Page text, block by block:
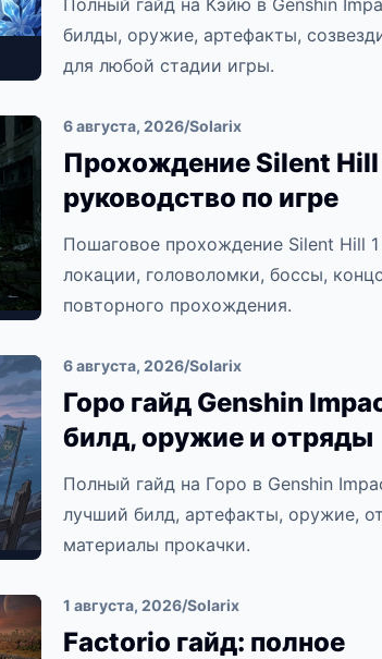
Полный гайд на Кэйю в Genshin
билды, оружие, артефакты,
для любой стадии игры.
6 августа, 2026/Solarix
Прохождение Silent Hill
руководство по игре
Пошаговое прохождение Silent Hill 1
локации, головоломки, боссы,
повторного прохождения.
6 августа, 2026/Solarix
Горо гайд Genshin
билд, оружие и отряды
Полный гайд на Горо в Genshin
лучший билд, артефакты, оружие,
материалы прокачки.
1 августа, 2026/Solarix
Factorio гайд: полное